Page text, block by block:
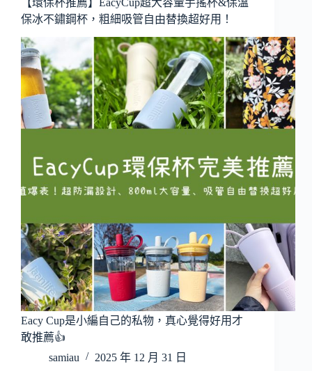
【環保杯推薦】EacyCup超大容量手搖杯&保溫
保冰不鏽鋼杯，粗細吸管自由替換超好用！
Eacy Cup是小編自己的私物，真心覺得好用才
敢推薦👍
samiau
2025 年 12 月 31 日